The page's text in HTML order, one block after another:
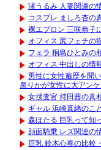
渚うるみ 人妻関連の
コスプレ ましろ杏の
裸エプロン 三咲恭子
オフィス 尻フェチの
フェラ 桐島ひとみの
オフィス 中出しの情
男性に女性遍歴を聞
泉りかが女性に大アン
女捜査官 持田茜の真
ギャル 浜崎真緒のこ
森ほたる 巨乳って知
顔面騎乗 レズ関連の
巨乳 鈴木心春の比較